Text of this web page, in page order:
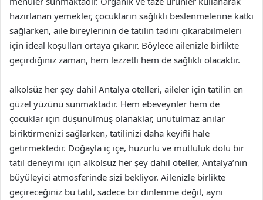
hazırlanan yemekler, çocukların sağlıklı beslenmelerine katkı
sağlarken, aile bireylerinin de tatilin tadını çıkarabilmeleri
için ideal koşulları ortaya çıkarır. Böylece ailenizle birlikte
geçirdiğiniz zaman, hem lezzetli hem de sağlıklı olacaktır.
alkolsüz her şey dahil Antalya otelleri, aileler için tatilin en
güzel yüzünü sunmaktadır. Hem ebeveynler hem de
çocuklar için düşünülmüş olanaklar, unutulmaz anılar
biriktirmenizi sağlarken, tatilinizi daha keyifli hale
getirmektedir. Doğayla iç içe, huzurlu ve mutluluk dolu bir
tatil deneyimi için alkolsüz her şey dahil oteller, Antalya’nın
büyüleyici atmosferinde sizi bekliyor. Ailenizle birlikte
geçireceğiniz bu tatil, sadece bir dinlenme değil, aynı